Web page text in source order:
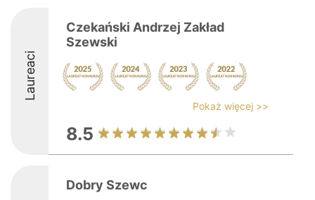
Laureaci
Czekański Andrzej Zakład
Szewski
Pokaż więcej >>
8.5
Dobry Szewc